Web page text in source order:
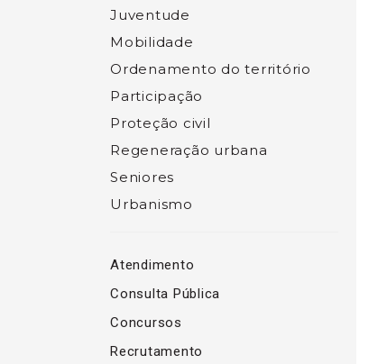
Juventude
Mobilidade
Ordenamento do território
Participação
Proteção civil
Regeneração urbana
Seniores
Urbanismo
Atendimento
Consulta Pública
Concursos
Recrutamento